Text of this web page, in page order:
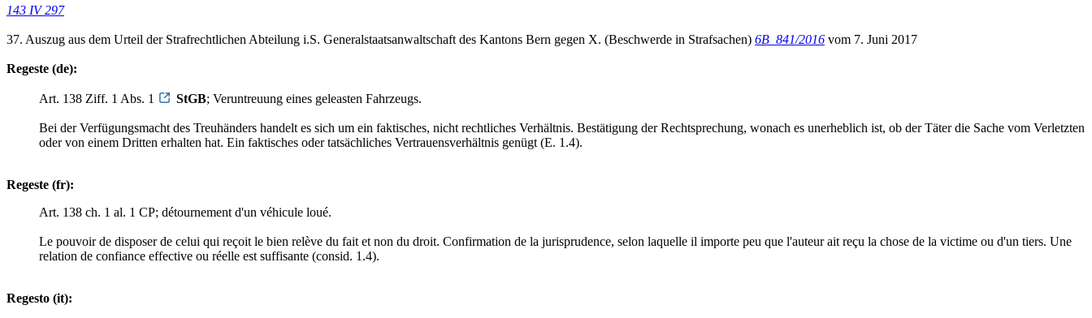
143 IV 297
37. Auszug aus dem Urteil der Strafrechtlichen Abteilung i.S. Generalstaatsanwaltschaft des Kantons Bern gegen X. (Beschwerde in Strafsachen) 6B_841/2016 vom 7. Juni 2017
Regeste (de):
Art. 138 Ziff. 1 Abs. 1 StGB; Veruntreuung eines geleasten Fahrzeugs.
Bei der Verfügungsmacht des Treuhänders handelt es sich um ein faktisches, nicht rechtliches Verhältnis. Bestätigung der Rechtsprechung, wonach es unerheblich ist, ob der Täter die Sache vom Verletzten
oder von einem Dritten erhalten hat. Ein faktisches oder tatsächliches Vertrauensverhältnis genügt (E. 1.4).
Regeste (fr):
Art. 138 ch. 1 al. 1 CP; détournement d'un véhicule loué.
Le pouvoir de disposer de celui qui reçoit le bien relève du fait et non du droit. Confirmation de la jurisprudence, selon laquelle il importe peu que l'auteur ait reçu la chose de la victime ou d'un tiers. Une
relation de confiance effective ou réelle est suffisante (consid. 1.4).
Regesto (it):